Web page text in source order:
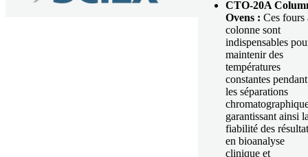
CTO-20A
Ovens : Ces fours
colonne sont
indispensables
maintenir des
températures
constantes pendant
les séparations
garantissant ainsi
fiabilité des
en bioanalyse
clinique et